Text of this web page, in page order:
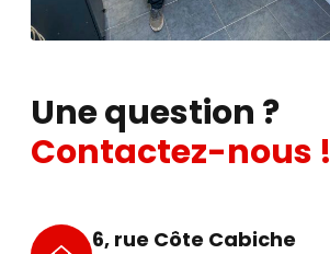
Une question ?
Contactez-nous !
6, rue Côte Cabiche